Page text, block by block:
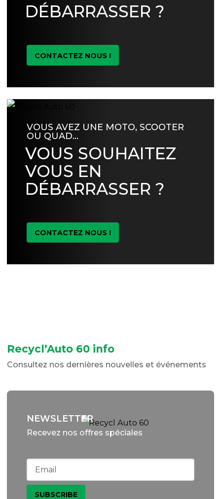
DÉBARRASSER ?
CONTACTEZ NOUS !
VOUS AVEZ UNE MOTO, SCOOTER
OU QUAD…
VOUS SOUHAITEZ
VOUS EN
DÉBARRASSER ?
CONTACTEZ NOUS !
Recycl’Auto 60 info
Consultez nos dernières nouvelles et événements
NEWSLETTER
Recevez nos offres spéciales